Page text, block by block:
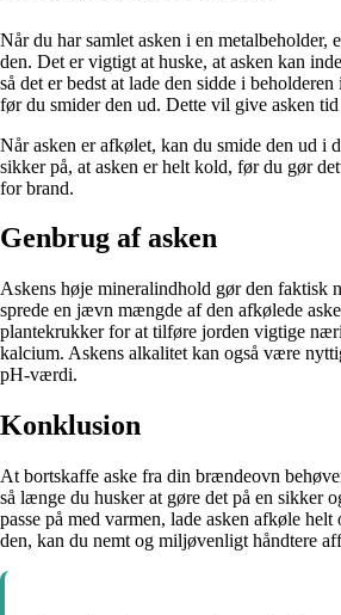
Når du har samlet asken i en metalbeholder,
den. Det er vigtigt at huske, at asken kan
så det er bedst at lade den sidde i
før du smider den ud. Dette vil give asken
Når asken er afkølet, kan du smide den ud i
sikker på, at asken er helt kold, før du gør
for brand.
Genbrug af asken
Askens høje mineralindhold gør den faktisk
sprede en jævn mængde af den afkølede
plantekrukker for at tilføre jorden vigtige
kalcium. Askens alkalitet kan også være
pH-værdi.
Konklusion
At bortskaffe aske fra din brændeovn
så længe du husker at gøre det på en sikker
passe på med varmen, lade asken afkøle
den, kan du nemt og miljøvenligt håndtere